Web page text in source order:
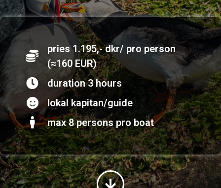
pries 1.195,- dkr/ pro person
(≈160 EUR)
duration 3 hours
lokal kapitan/guide
max 8 persons pro boat